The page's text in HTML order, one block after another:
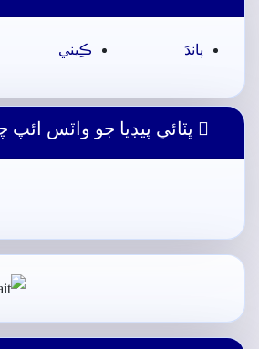
پاندَ ڪِيني
ڀٽائي پيڊيا جو واٽس ائپ